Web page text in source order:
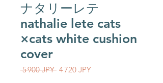
ナタリーレテ
nathalie lete cats
×cats white cushion
cover
5 900 JPY Prix original
4 720 JPYPrix promotionnel